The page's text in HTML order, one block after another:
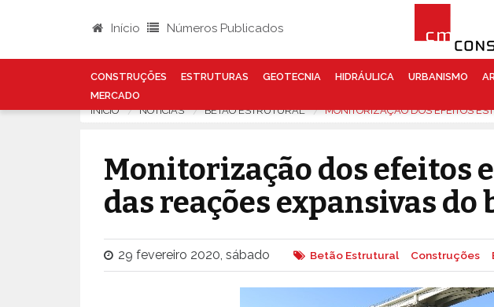
Início Números Publicados
CONSTRUÇÕES ESTRUTURAS GEOTECNIA HIDRÁULICA URBANISMO
MERCADO
INÍCIO NOTÍCIAS BETÃO ESTRUTURAL MONITORIZAÇÃO DOS EFEITOS
Monitorização dos efeitos
das reações expansivas do
29 fevereiro 2020, sábado Betão Estrutural Construções